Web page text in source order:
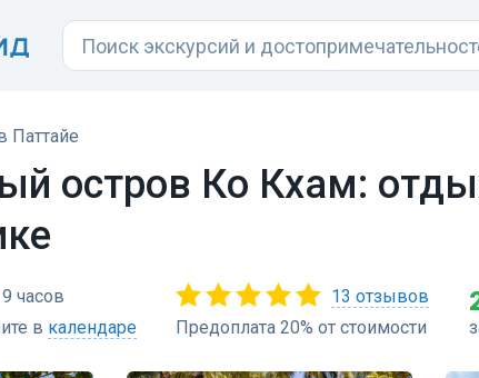
Паттайе
остров Ко Кхам:
9 часов
в календаре
13 отзывов
Предоплата 20% от стоимости